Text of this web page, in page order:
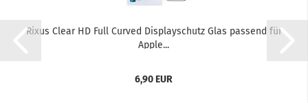
Rixus Clear HD Full Cur­ved Dis­play­schutz Glas pas­send für
Apple...
6,90 EUR